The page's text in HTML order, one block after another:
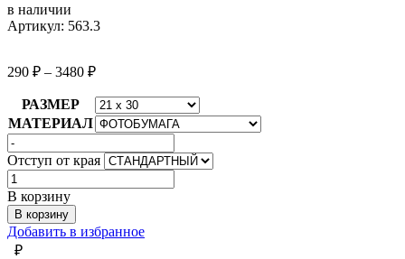
в наличии
Артикул: 563.3
290 ₽ – 3480 ₽
РАЗМЕР
МАТЕРИАЛ
Отступ от края
Количество
товара
МУЖЧИНА
С
ГАЗЕТОЙ
В корзину
В корзину
Добавить в избранное
₽